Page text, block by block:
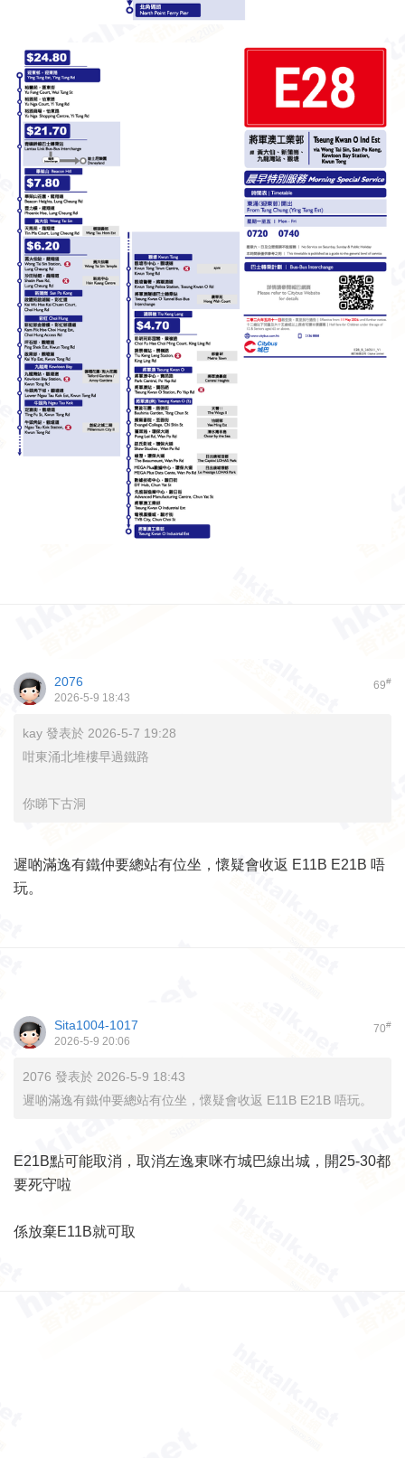
69#
2076
2026-5-9 18:43
kay 發表於 2026-5-7 19:28
咁東涌北堆樓早過鐵路
你睇下古洞
遲啲滿逸有鐵仲要總站有位坐，懷疑會收返 E11B E21B 唔
玩。
70#
Sita1004-1017
2026-5-9 20:06
2076 發表於 2026-5-9 18:43
遲啲滿逸有鐵仲要總站有位坐，懷疑會收返 E11B E21B 唔玩。
E21B點可能取消，取消左逸東咪冇城巴線出城，開25-30都
要死守啦
係放棄E11B就可取